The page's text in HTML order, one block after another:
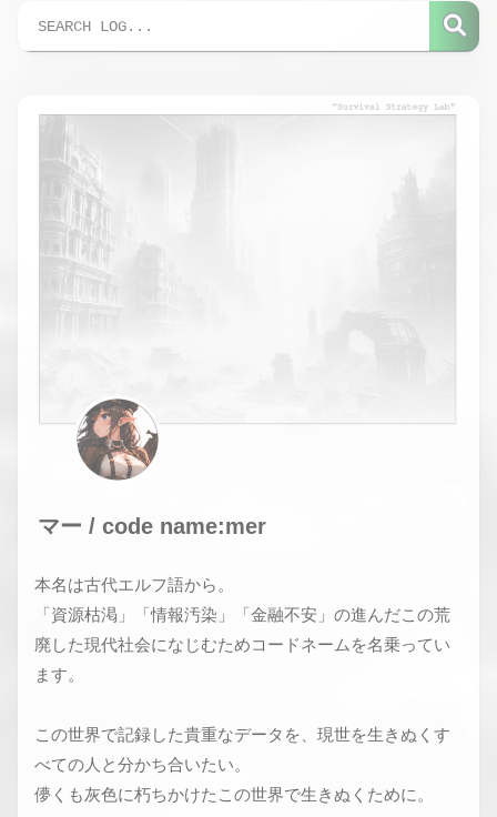
マー / code name:mer
本名は古代エルフ語から。
「資源枯渇」「情報汚染」「金融不安」の進んだこの荒
廃した現代社会になじむためコードネームを名乗ってい
ます。
この世界で記録した貴重なデータを、現世を生きぬくす
べての人と分かち合いたい。
儚くも灰色に朽ちかけたこの世界で生きぬくために。